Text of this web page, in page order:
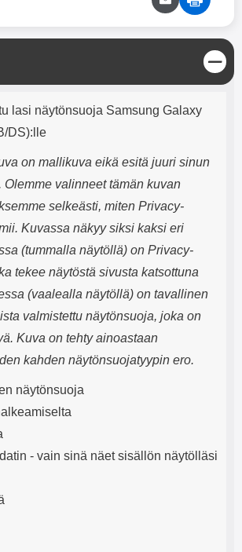
Input: AC100-240V 50/60Hz 0.8A
(15W) 9V/2.0A (18W) 12V/1.5
(18W) Type-C: 5V/3A (PD15W)
20.W Max Johdon pituus: 1 metri
S
u
l
lasi näytönsuoja Samsung Galaxy
DS):lle
on mallikuva eikä esitä juuri sinun
valinneet tämän kuvan
selkeästi, miten Privacy-
Kuvassa näkyy siksi kaksi eri
(tummalla näytöllä) on Privacy-
tekee näytöstä sivusta katsottuna
(vaalealla näytöllä) on tavallinen
valmistettu näytönsuoja, joka on
Kuva on tehty ainoastaan
kahden näytönsuojatyypin ero.
näytönsuoja
- vain sinä näet sisällön näytölläsi